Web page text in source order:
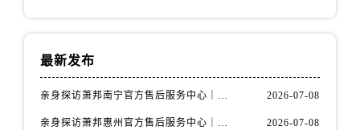
山西省晋中市榆次区顺城街萧邦售后服务中心（需提前预约）
最新发布
亲身探访萧邦南宁官方售后服务中心｜网点地址与电话（2026年7月最新） 2026-07-08
亲身探访萧邦惠州官方售后服务中心｜网点地址及热线（2026年7月最新） 2026-07-08